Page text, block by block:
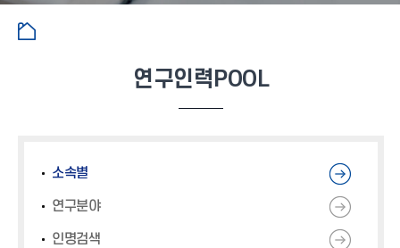
연구인력POOL
소속별
연구분야
인명검색